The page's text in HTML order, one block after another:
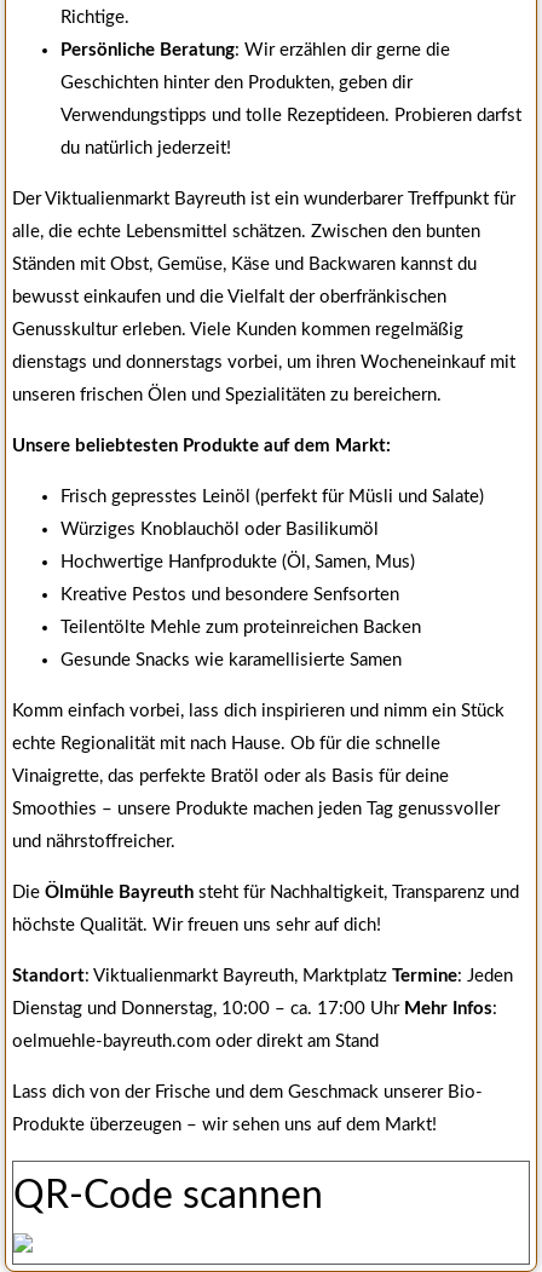
Richtige.
Persönliche Beratung: Wir erzählen dir gerne die
Geschichten hinter den Produkten, geben dir
Verwendungstipps und tolle Rezeptideen. Probieren darfst
du natürlich jederzeit!
Der Viktualienmarkt Bayreuth ist ein wunderbarer Treffpunkt für
alle, die echte Lebensmittel schätzen. Zwischen den bunten
Ständen mit Obst, Gemüse, Käse und Backwaren kannst du
bewusst einkaufen und die Vielfalt der oberfränkischen
Genusskultur erleben. Viele Kunden kommen regelmäßig
dienstags und donnerstags vorbei, um ihren Wocheneinkauf mit
unseren frischen Ölen und Spezialitäten zu bereichern.
Unsere beliebtesten Produkte auf dem Markt:
Frisch gepresstes Leinöl (perfekt für Müsli und Salate)
Würziges Knoblauchöl oder Basilikumöl
Hochwertige Hanfprodukte (Öl, Samen, Mus)
Kreative Pestos und besondere Senfsorten
Teilentölte Mehle zum proteinreichen Backen
Gesunde Snacks wie karamellisierte Samen
Komm einfach vorbei, lass dich inspirieren und nimm ein Stück
echte Regionalität mit nach Hause. Ob für die schnelle
Vinaigrette, das perfekte Bratöl oder als Basis für deine
Smoothies – unsere Produkte machen jeden Tag genussvoller
und nährstoffreicher.
Die Ölmühle Bayreuth steht für Nachhaltigkeit, Transparenz und
höchste Qualität. Wir freuen uns sehr auf dich!
Standort: Viktualienmarkt Bayreuth, Marktplatz Termine: Jeden
Dienstag und Donnerstag, 10:00 – ca. 17:00 Uhr Mehr Infos:
oelmuehle-bayreuth.com oder direkt am Stand
Lass dich von der Frische und dem Geschmack unserer Bio-
Produkte überzeugen – wir sehen uns auf dem Markt!
QR-Code scannen